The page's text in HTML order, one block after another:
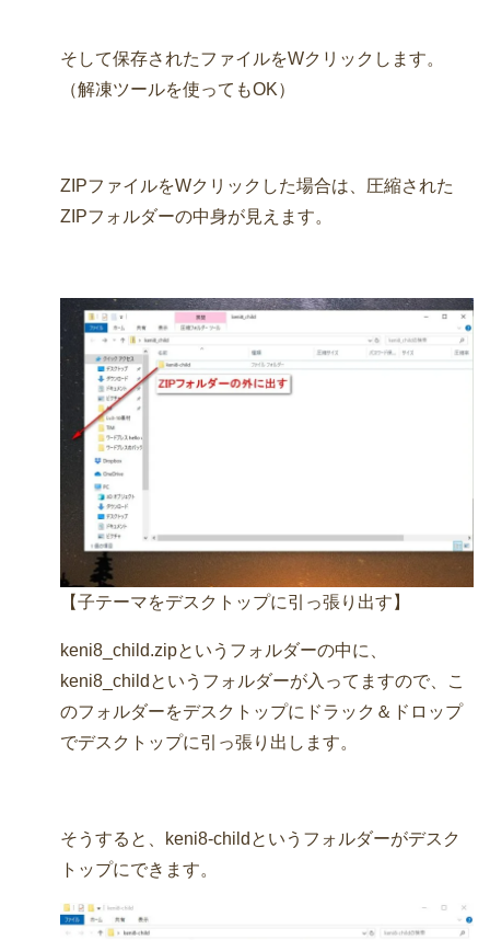
そして保存されたファイルをWクリックします。
（解凍ツールを使ってもOK）
ZIPファイルをWクリックした場合は、圧縮された
ZIPフォルダーの中身が見えます。
【子テーマをデスクトップに引っ張り出す】
keni8_child.zipというフォルダーの中に、
keni8_childというフォルダーが入ってますので、こ
のフォルダーをデスクトップにドラック＆ドロップ
でデスクトップに引っ張り出します。
そうすると、keni8-childというフォルダーがデスク
トップにできます。